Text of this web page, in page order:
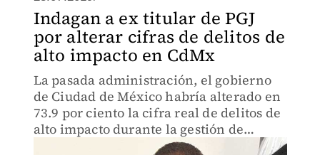
Indagan a ex titular de PGJ
por alterar cifras de delitos de
alto impacto en CdMx
La pasada administración, el gobierno
de Ciudad de México habría alterado en
73.9 por ciento la cifra real de delitos de
alto impacto durante la gestión de
Miguel Ángel Mancera y José Ramón